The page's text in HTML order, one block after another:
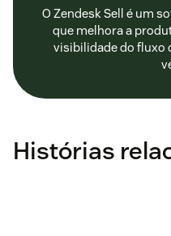
O Zendesk Sell é um
que melhora a
visibilidade do fluxo
Histórias